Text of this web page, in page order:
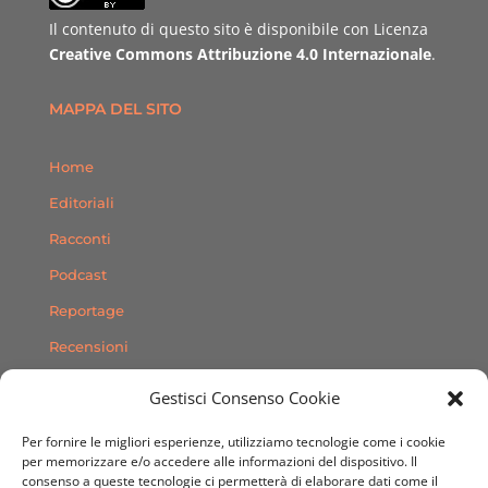
Gestisci Consenso Cookie
Per fornire le migliori esperienze, utilizziamo tecnologie come i cookie
per memorizzare e/o accedere alle informazioni del dispositivo. Il
consenso a queste tecnologie ci permetterà di elaborare dati come il
Il contenuto di questo sito è disponibile con Licenza
Creative Commons Attribuzione 4.0 Internazionale.
MAPPA DEL SITO
Home
Editoriali
Racconti
Podcast
Reportage
Recensioni
Contatti